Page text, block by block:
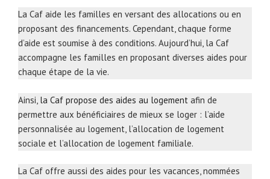
La Caf aide les familles en versant des allocations ou en
proposant des financements. Cependant, chaque forme
d’aide est soumise à des conditions. Aujourd’hui, la Caf
accompagne les familles en proposant diverses aides pour
chaque étape de la vie.
Ainsi, la Caf propose des aides au logement afin de
permettre aux bénéficiaires de mieux se loger : l’aide
personnalisée au logement, l’allocation de logement
sociale et l’allocation de logement familiale.
La Caf offre aussi des aides pour les vacances, nommées